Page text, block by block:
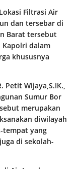
Filtrasi Air
dan tersebar di
Barat tersebut
dalam
khususnya
Petit Wijaya,S.IK.,
Sumur Bor
merupakan
diwilayah
tempat yang
di sekolah-